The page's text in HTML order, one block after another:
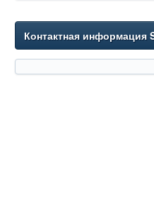
Контактная информация